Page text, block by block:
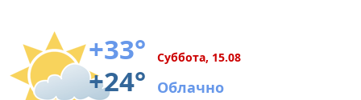
+33°
+24°
Суббота, 15.08
Облачно